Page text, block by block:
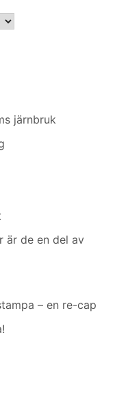
järnbruk
är de en del av
– en re-cap